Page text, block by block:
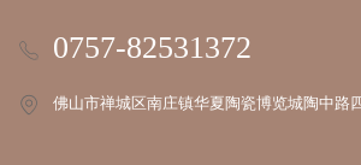
0757-82531372
佛山市禅城区南庄镇华夏陶瓷博览城陶中路